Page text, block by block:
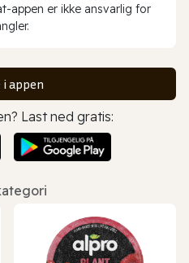
appen er ikke ansvarlig for
i appen
Last ned gratis: